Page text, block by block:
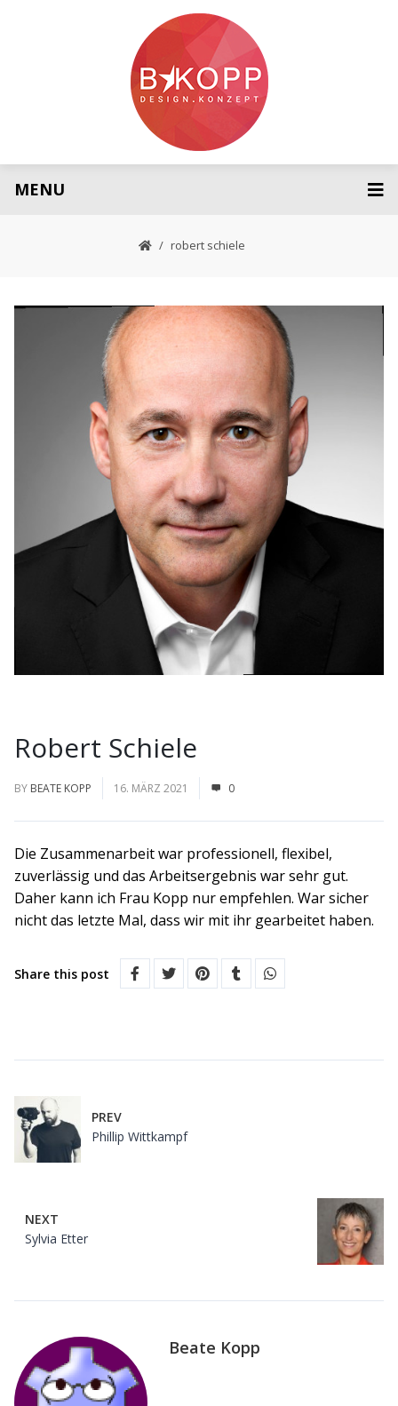
MENU
robert schiele
Robert Schiele
BY BEATE KOPP 16. MÄRZ 2021 0
Die Zusammenarbeit war professionell, flexibel,
zuverlässig und das Arbeitsergebnis war sehr gut.
Daher kann ich Frau Kopp nur empfehlen. War sicher
nicht das letzte Mal, dass wir mit ihr gearbeitet haben.
Share this post
PREV
Phillip Wittkampf
NEXT
Sylvia Etter
Beate Kopp